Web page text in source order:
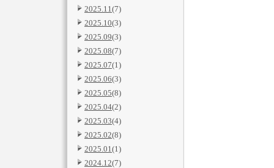
2025.11(7)
2025.10(3)
2025.09(3)
2025.08(7)
2025.07(1)
2025.06(3)
2025.05(8)
2025.04(2)
2025.03(4)
2025.02(8)
2025.01(1)
2024.12(7)